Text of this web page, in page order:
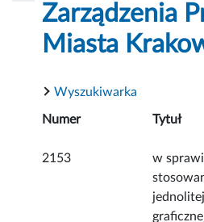
Zarządzenia
Miasta
Wyszukiwarka
Numer Tytuł
2153
w